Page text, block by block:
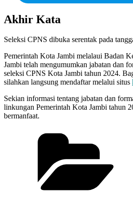
Akhir Kata
Seleksi CPNS dibuka serentak pada
Pemerintah Kota Jambi melalaui Badan
Jambi telah mengumumkan jabatan dan
seleksi CPNS Kota Jambi tahun 2024.
silahkan langsung mendaftar melalui situs
Sekian informasi tentang jabatan dan
linkungan Pemerintah Kota Jambi tahun
bermanfaat.